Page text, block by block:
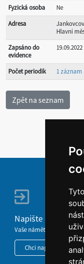
Fyzická osoba
Ne
Adresa
Hlavní
Zapsáno do
evidence
19.09.2022
Počet periodik 1 záznam
Napište nám
Vaše náměty, komentáře,
Chci napsat MKČR